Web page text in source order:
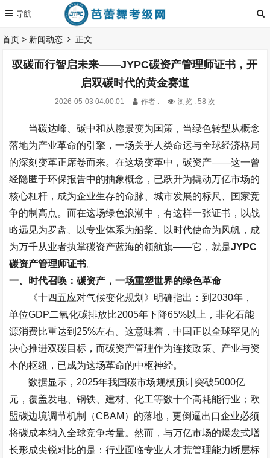
首页 > 新闻动态 正文
驭碳而行智启未来——JYPC碳资产管理师证书，开
启双碳时代的黄金赛道
2026-05-03 04:00:01 作者 : 浏览 : 58 次
当碳达峰、碳中和从愿景变为国策，当绿色转型从概念
落地为产业革命的引擎，一场关乎人类命运与全球经济格局
的深刻变革正席卷而来。在这场变革中，碳资产——这一曾
经隐匿于环保报告中的抽象概念，已跃升为撬动万亿市场的
核心杠杆，成为企业生存的命脉、城市发展的标尺、国家竞
争的制高点。而在这场绿色浪潮中，有这样一张证书，以战
略远见为罗盘、以专业体系为船桨、以时代使命为风帆，成
为万千从业者执掌碳资产蓝海的领航旗——它，就是JYPC
碳资产管理师证书。
一、时代召唤：碳资产，一场重塑世界的绿色革命
《十四五应对气候变化规划》明确指出：到 2030年，
单位GDP二氧化碳排放比2005年下降65%以上，非化石能
源消费比重达到 25%左右。这意味着，中国正以全球罕见的
决心推进双碳目标，而碳资产管理作为连接政策、产业与资
本的枢纽，已成为这场革命的中枢神经。
数据显示， 2025年我国碳市场规模预计突破5000亿
元，覆盖发电、钢铁、建材、化工等数十个高耗能行业；欧
盟碳边境调节机制（CBAM ）的落地，更倒逼出口企业必须
将碳成本纳入全球竞争考量。然而，与万亿市场的爆发式增
长形成尖锐对比的是：行业面临专业人才荒管理能力断层标